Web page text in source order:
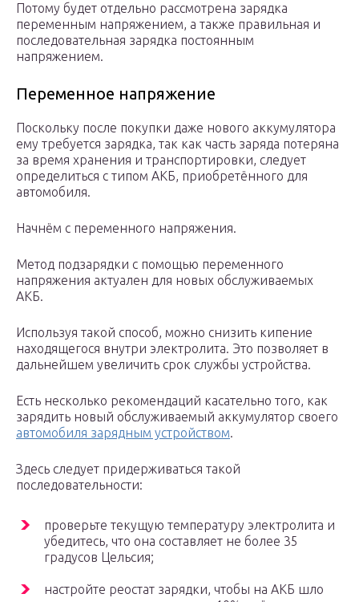
Потому будет отдельно рассмотрена зарядка
переменным напряжением, а также правильная и
последовательная зарядка постоянным
напряжением.
Переменное напряжение
Поскольку после покупки даже нового аккумулятора
ему требуется зарядка, так как часть заряда потеряна
за время хранения и транспортировки, следует
определиться с типом АКБ, приобретённого для
автомобиля.
Начнём с переменного напряжения.
Метод подзарядки с помощью переменного
напряжения актуален для новых обслуживаемых
АКБ.
Используя такой способ, можно снизить кипение
находящегося внутри электролита. Это позволяет в
дальнейшем увеличить срок службы устройства.
Есть несколько рекомендаций касательно того, как
зарядить новый обслуживаемый аккумулятор своего
автомобиля зарядным устройством.
Здесь следует придерживаться такой
последовательности:
проверьте текущую температуру электролита и
убедитесь, что она составляет не более 35
градусов Цельсия;
настройте реостат зарядки, чтобы на АКБ шло